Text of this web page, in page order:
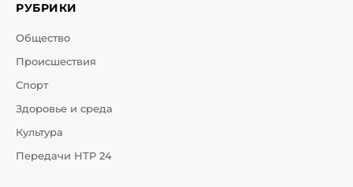
РУБРИКИ
Общество
Происшествия
Спорт
Здоровье и среда
Культура
Передачи НТР 24